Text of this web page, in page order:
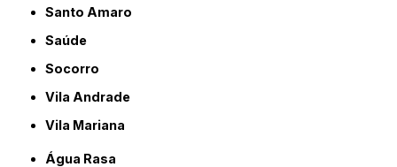
Santo Amaro
Saúde
Socorro
Vila Andrade
Vila Mariana
Água Rasa